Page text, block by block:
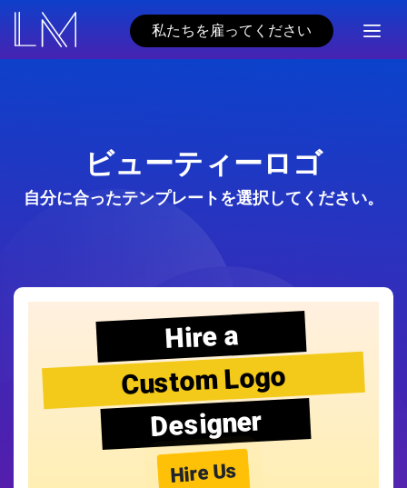
私たちを雇ってください
ビューティーロゴ
自分に合ったテンプレートを選択してください。
Hire a
Custom Logo
Designer
Hire Us